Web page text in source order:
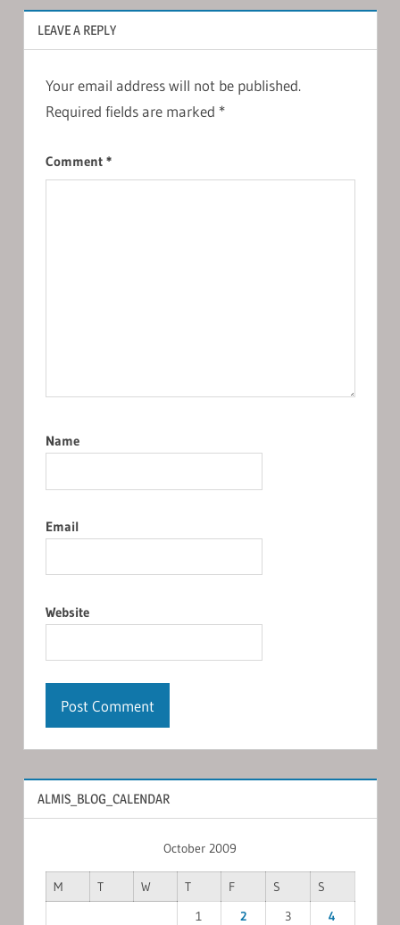
LEAVE A REPLY
Your email address will not be published.
Required fields are marked *
Comment *
Name
Email
Website
ALMIS_BLOG_CALENDAR
October 2009
M T W T F S
S
1
2 3
4